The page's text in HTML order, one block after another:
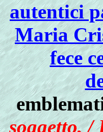
autentici
Maria
fece
soggetto,